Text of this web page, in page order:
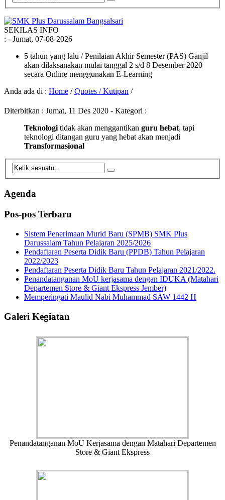
SEKILAS INFO
: - Jumat, 07-08-2026
5 tahun yang lalu / Penilaian Akhir Semester (PAS) Ganjil
akan dilaksanakan mulai tanggal 2 s/d 8 Desember 2020
secara Online menggunakan E-Learning
Anda ada di : Home /Quotes / Kutipan /
Diterbitkan : Jumat, 11 Des 2020 - Kategori :
Teknologi tidak akan menggantikan guru hebat, tapi
teknologi ditangan guru yang hebat akan menjadi
Transformasional
Agenda
Pos-pos Terbaru
Sistem Penerimaan Murid Baru (SPMB) SMK Plus
Darussalam Tahun Pelajaran 2025/2026
Pendaftaran Peserta Didik Baru (PPDB) Tahun Pelajaran
2022/2023
Pendaftaran Peserta Didik Baru Tahun Pelajaran 2021/2022.
Penandatanganan MoU kerjasama dengan IDUKA (Matahari
Departemen Store & Giant Ekspress Jember)
Memperingati Maulid Nabi Muhammad SAW 1442 H
Galeri Kegiatan
Penandatanganan MoU Kerjasama dengan Matahari Departemen
Store & Giant Ekspress